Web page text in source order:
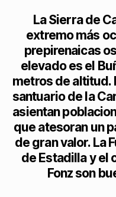
La Sierra de
extremo más
prepirenaicas
elevado es el
metros de altitud.
santuario de la
asientan
que atesoran un
de gran valor. La
de Estadilla y el
Fonz son